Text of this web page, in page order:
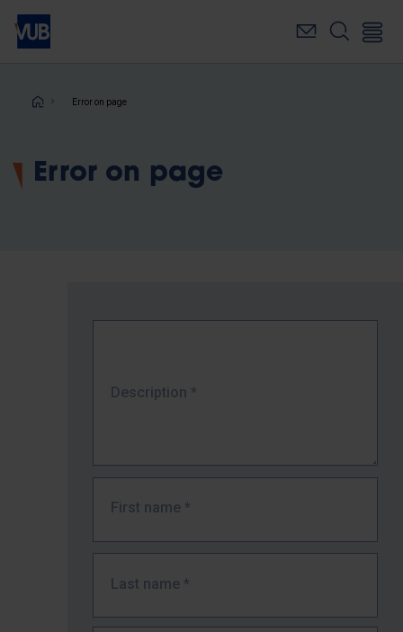
Skip
main
Breadcrumb
Error on page
Error on page
Description *
First name *
Last name *